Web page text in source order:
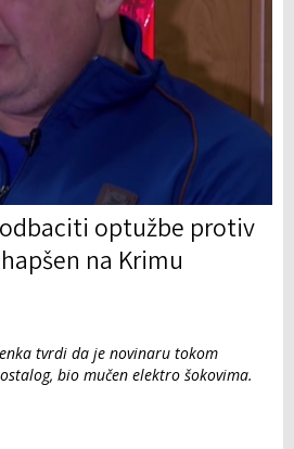
optužbe protiv
na Krimu
tvrdi da je novinaru tokom
bio mučen elektro šokovima.